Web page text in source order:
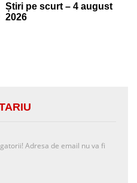
Știri pe scurt – 4 august
2026
Adresa de email nu va fi